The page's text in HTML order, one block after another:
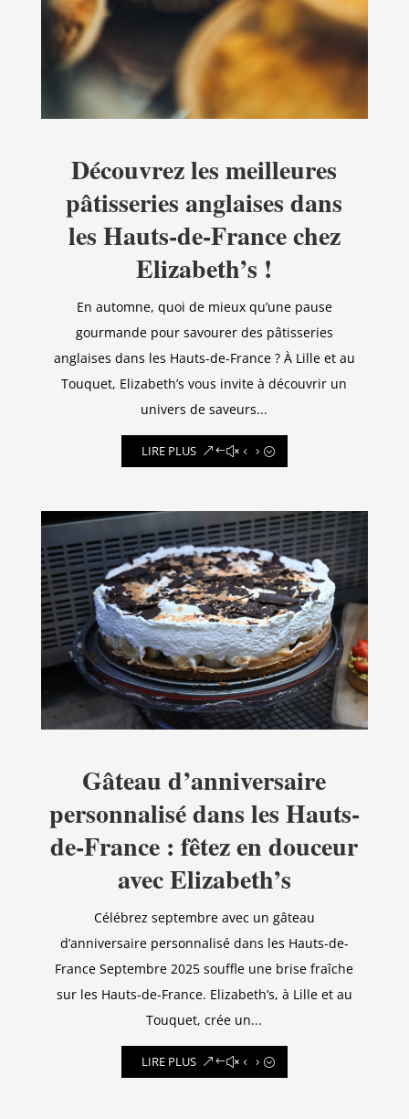
Découvrez les meilleures
pâtisseries anglaises dans
les Hauts-de-France chez
Elizabeth’s !
En automne, quoi de mieux qu’une pause
gourmande pour savourer des pâtisseries
anglaises dans les Hauts-de-France ? À Lille et au
Touquet, Elizabeth’s vous invite à découvrir un
univers de saveurs...
LIRE PLUS
Gâteau d’anniversaire
personnalisé dans les Hauts-
de-France : fêtez en douceur
avec Elizabeth’s
Célébrez septembre avec un gâteau
d’anniversaire personnalisé dans les Hauts-de-
France Septembre 2025 souffle une brise fraîche
sur les Hauts-de-France. Elizabeth’s, à Lille et au
Touquet, crée un...
LIRE PLUS